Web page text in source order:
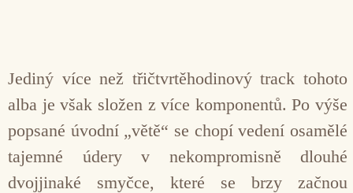
Jediný více než třičtvrtěhodinový track tohoto
alba je však složen z více komponentů. Po výše
popsané úvodní „větě“ se chopí vedení osamělé
tajemné údery v nekompromisně dlouhé
dvojjinaké smyčce, které se brzy začnou